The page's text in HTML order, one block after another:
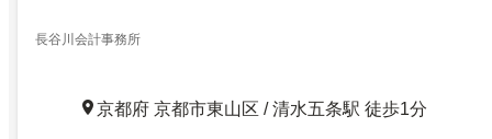
長谷川会計事務所
京都府 京都市東山区 / 清水五条駅 徒歩1分